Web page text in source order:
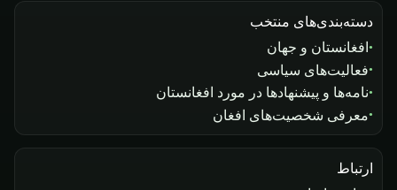
دسته‌بندی‌های منتخب
افغانستان و جهان
فعالیت‌های سیاسی
نامه‌ها و پیشنهادها در مورد افغانستان
معرفی شخصیت‌های افغان
ارتباط